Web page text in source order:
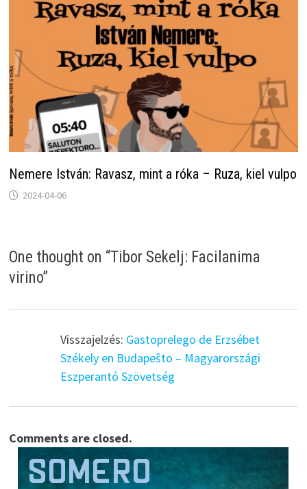
Nemere István: Ravasz, mint a róka – Ruza, kiel vulpo
2024-04-06
One thought on “Tibor Sekelj: Facilanima
virino”
Visszajelzés: Gastoprelego de Erzsébet
Székely en Budapeŝto – Magyarországi
Eszperantó Szövetség
Comments are closed.